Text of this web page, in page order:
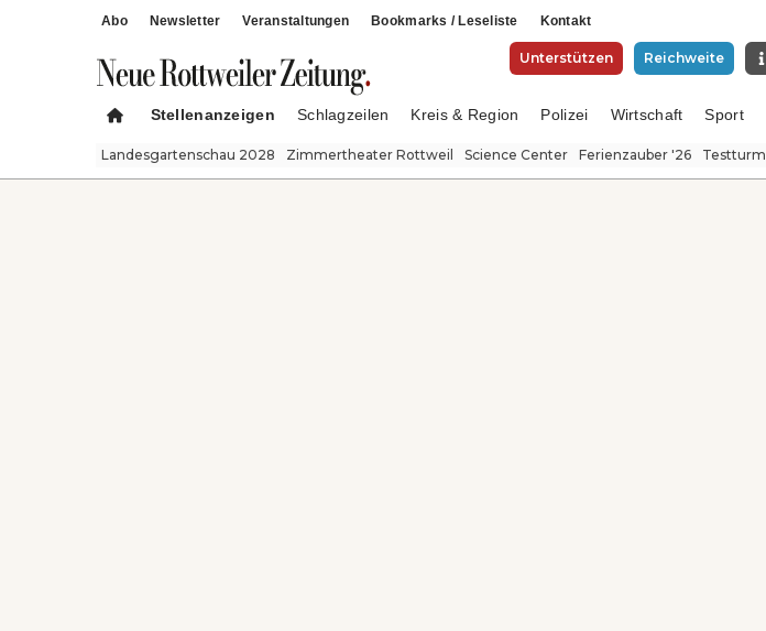
Abo Newsletter Veranstaltungen Bookmarks / Leseliste Kontakt
Unterstützen Reichweite
Stellenanzeigen Schlagzeilen Kreis & Region Polizei Wirtschaft Sport
Landesgartenschau 2028 Zimmertheater Rottweil Science Center Ferienzauber '26 Testturm